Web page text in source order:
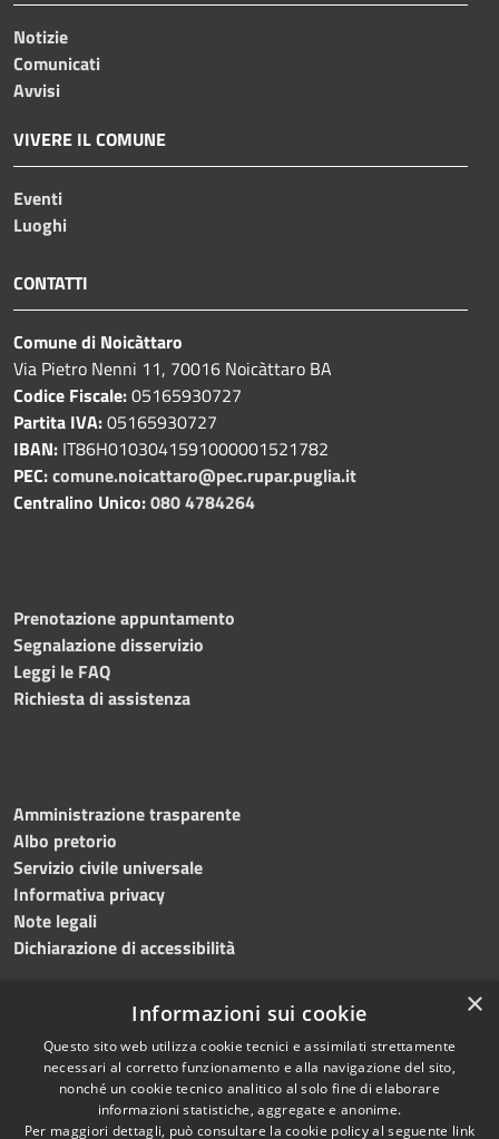
Notizie
Comunicati
Avvisi
VIVERE IL COMUNE
Eventi
Luoghi
CONTATTI
Comune di Noicàttaro
Via Pietro Nenni 11, 70016 Noicàttaro BA
Codice Fiscale:05165930727
Partita IVA:05165930727
IBAN: IT86H0103041591000001521782
PEC:comune.noicattaro@pec.rupar.puglia.it
Centralino Unico:080 4784264
Prenotazione appuntamento
Segnalazione disservizio
Leggi le FAQ
Richiesta di assistenza
Amministrazione trasparente
Albo pretorio
Servizio civile universale
Informativa privacy
Note legali
Dichiarazione di accessibilità
RSS
Accessibilità
Copyright © 2023 •
Comune di Noicàttaro
Powered byMunicipium
×
Informazioni sui cookie
Questo sito web utilizza cookie tecnici e assimilati strettamente
necessari al corretto funzionamento e alla navigazione del sito,
nonché un cookie tecnico analitico al solo fine di elaborare
informazioni statistiche, aggregate e anonime.
Per maggiori dettagli, può consultare la cookie policy al seguente link